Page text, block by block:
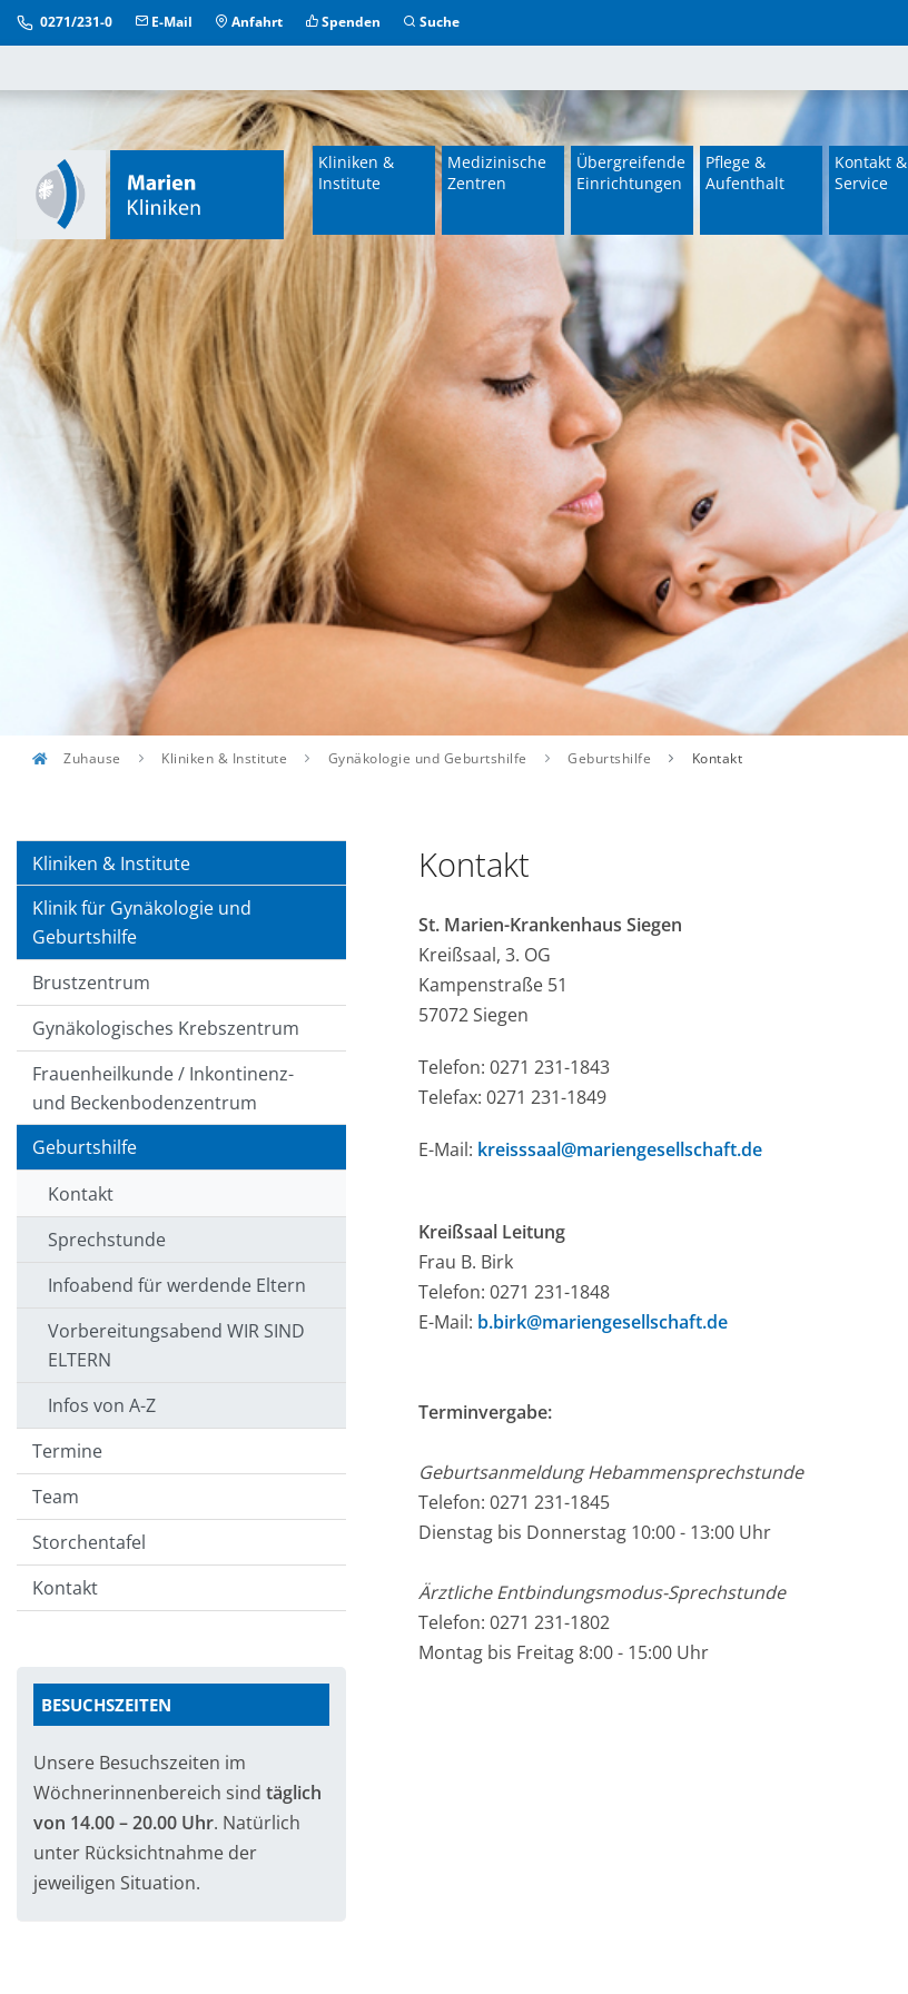
0271/231-0 E-Mail Anfahrt Spenden Suche
Kliniken &
Institute
Medizinische
Zentren
Übergreifende
Einrichtungen
Pflege &
Aufenthalt
Kontakt &
Service
Zuhause Kliniken & Institute Gynäkologie und Geburtshilfe Geburtshilfe Kontakt
Kontakt
St. Marien-Krankenhaus Siegen
Kreißsaal, 3. OG
Kampenstraße 51
57072 Siegen
Telefon: 0271 231-1843
Telefax: 0271 231-1849
E-Mail: kreisssaal@mariengesellschaft.de
Kreißsaal Leitung
Frau B. Birk
Telefon: 0271 231-1848
E-Mail: b.birk@mariengesellschaft.de
Terminvergabe:
Geburtsanmeldung Hebammensprechstunde
Telefon: 0271 231-1845
Dienstag bis Donnerstag 10:00 - 13:00 Uhr
Ärztliche Entbindungsmodus-Sprechstunde
Telefon: 0271 231-1802
Montag bis Freitag 8:00 - 15:00 Uhr
Kliniken & Institute
Klinik für Gynäkologie und
Geburtshilfe
Brustzentrum
Gynäkologisches Krebszentrum
Frauenheilkunde / Inkontinenz-
und Beckenbodenzentrum
Geburtshilfe
Kontakt
Sprechstunde
Infoabend für werdende Eltern
Vorbereitungsabend WIR SIND
ELTERN
Infos von A-Z
Termine
Team
Storchentafel
Kontakt
BESUCHSZEITEN
Unsere Besuchszeiten im
Wöchnerinnenbereich sind täglich
von 14.00 – 20.00 Uhr. Natürlich
unter Rücksichtnahme der
jeweiligen Situation.